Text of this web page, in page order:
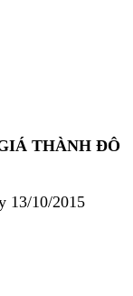
THÀNH ĐÔ
13/10/2015